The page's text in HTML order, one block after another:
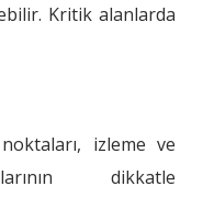
Kritik alanlarda
izleme ve
dikkatle